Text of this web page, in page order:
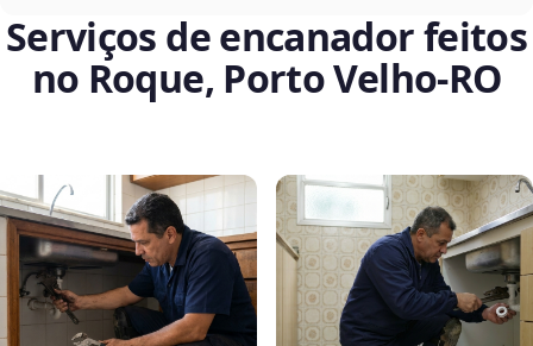
Serviços de encanador feitos
no Roque, Porto Velho‑RO